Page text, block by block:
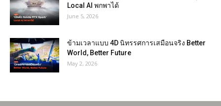
Local AI พกพาได้
June 5, 2026
ข้ามเวลาแบบ 4D นิทรรศการเสมือนจริง Better
World, Better Future
May 2, 2026